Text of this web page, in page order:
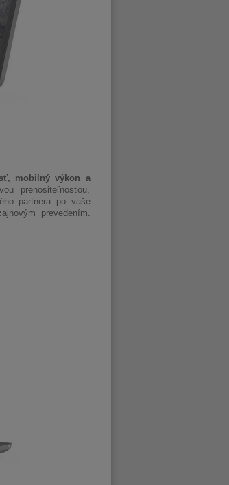
mobilný výkon a
prenositeľnosťou,
partnera po vaše
prevedením.